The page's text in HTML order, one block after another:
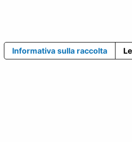
Informativa sulla raccolta